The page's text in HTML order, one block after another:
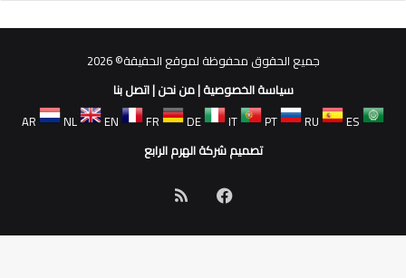
جميع الحقوق محفوظة لموقع الحقيقة© 2026
سياسة الخصوصية|من نحن|اتصل بنا
AR
NL EN FR DE IT PT RU
ES
تصميم شركة الهرم الرابع
فيسبوك
الموقع